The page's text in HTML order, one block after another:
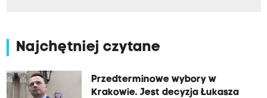
Najchętniej czytane
Przedterminowe wybory w
Krakowie. Jest decyzja Łukasza